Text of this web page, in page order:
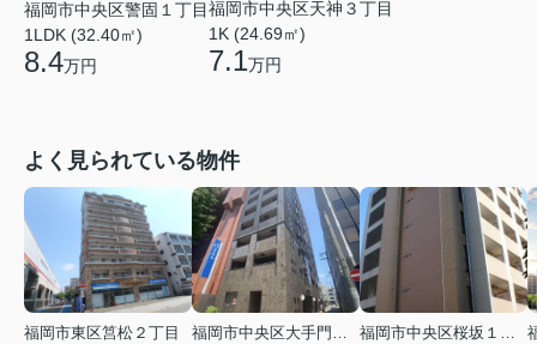
福岡市中央区警固１丁目
1LDK (32.40㎡)
8.4万円
福岡市中央区天神３丁目
1K (24.69㎡)
7.1万円
よく見られている物件
福岡市東区筥松２丁目